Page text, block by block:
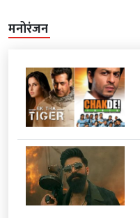
मनोरंजन